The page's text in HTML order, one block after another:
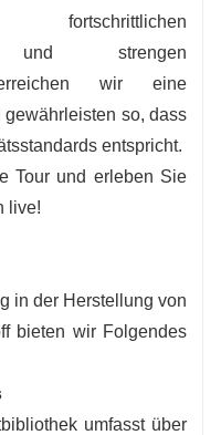
und strengen
erreichen wir eine
so, dass
entspricht.
Tour und erleben Sie
live!
in der Herstellung von
bieten wir Folgendes
umfasst über